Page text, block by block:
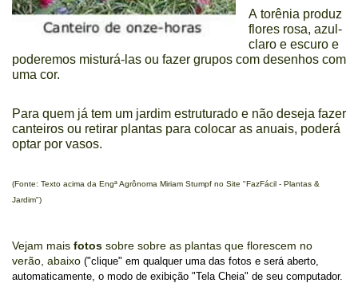
A torênia produz
flores rosa, azul-
claro e escuro e
poderemos misturá-las ou fazer grupos com desenhos com
uma cor.
Para quem já tem um jardim estruturado e não deseja fazer
canteiros ou retirar plantas para colocar as anuais, poderá
optar por vasos.
(Fonte: Texto acima da Engª Agrônoma Miriam Stumpf no Site "FazFácil - Plantas &
Jardim")
Vejam mais fotos sobre sobre as plantas que florescem no
verão, abaixo ("clique" em qualquer uma das fotos e será aberto,
automaticamente, o modo de exibição "Tela Cheia" de seu computador.